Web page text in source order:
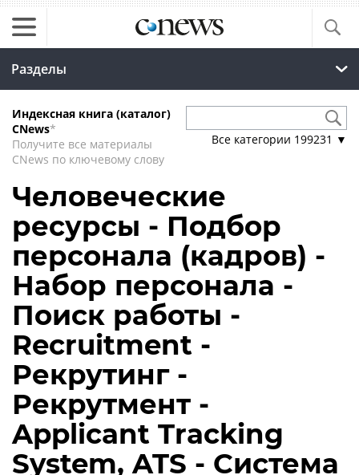
Разделы
Индексная книга (каталог)
CNews*
Получите все материалы
CNews по ключевому слову
Все категории 199231 ▼
Человеческие
ресурсы - Подбор
персонала (кадров) -
Набор персонала -
Поиск работы -
Recruitment -
Рекрутинг -
Рекрутмент -
Applicant Tracking
System, ATS - Система